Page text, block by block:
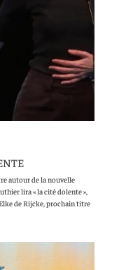
autour de la nouvelle
lira « la cité dolente »,
de Rijcke, prochain titre